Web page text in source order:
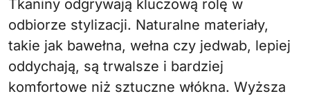
Tkaniny odgrywają kluczową rolę w
odbiorze stylizacji. Naturalne materiały,
takie jak bawełna, wełna czy jedwab, lepiej
oddychają, są trwalsze i bardziej
komfortowe niż sztuczne włókna. Wyższa